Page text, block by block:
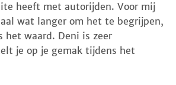
heeft met autorijden. Voor mij
wat langer om het te begrijpen,
het waard. Deni is zeer
je op je gemak tijdens het